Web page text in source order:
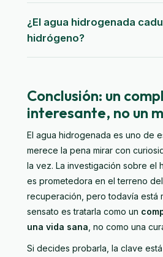
¿El agua hidrogenada
hidrógeno?
Conclusión: un
interesante, no un
El agua hidrogenada es uno de
merece la pena mirar con
la vez. La investigación sobre el
es prometedora en el terreno
recuperación, pero todavía está
sensato es tratarla como un
una vida sana , no como una
Si decides probarla, la clave